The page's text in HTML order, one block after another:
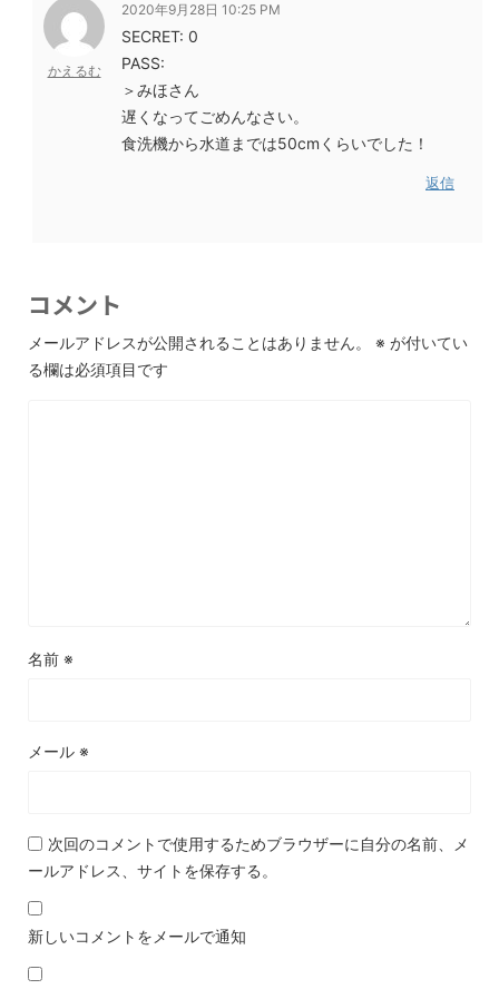
かえるむ
2020年9月28日 10:25 PM
SECRET: 0
PASS:
＞みほさん
遅くなってごめんなさい。
食洗機から水道までは50cmくらいでした！
返信
コメント
メールアドレスが公開されることはありません。 ※ が付いてい
る欄は必須項目です
名前 ※
メール ※
次回のコメントで使用するためブラウザーに自分の名前、メ
ールアドレス、サイトを保存する。
新しいコメントをメールで通知